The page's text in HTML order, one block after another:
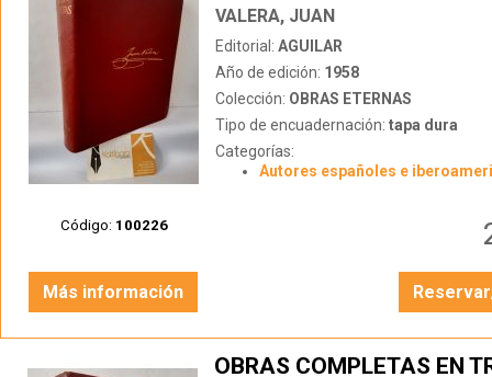
Código: 100226
VALERA, JUAN
Editorial: AGUILAR
Año de edición: 1958
Colección: OBRAS ETERNAS
Tipo de encuadernación: tapa dura
Categorías:
Autores españoles e
Más información
OBRAS COMPLETAS EN